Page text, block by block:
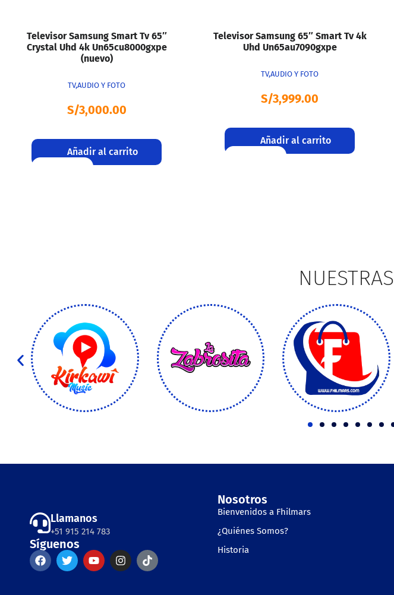
Televisor Samsung Smart Tv 65″
Crystal Uhd 4k Un65cu8000gxpe
(nuevo)
TV,AUDIO Y FOTO
S/3,000.00
Añadir al carrito
Televisor Samsung 65″ Smart Tv 4k
Uhd Un65au7090gxpe
TV,AUDIO Y FOTO
S/3,999.00
Añadir al carrito
NUESTRAS
Llamanos
+51 915 214 783
Síguenos
Nosotros
Bienvenidos a Fhilmars
¿Quiénes Somos?
Historia